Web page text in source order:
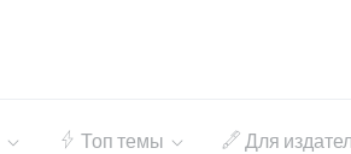
Топ темы Для